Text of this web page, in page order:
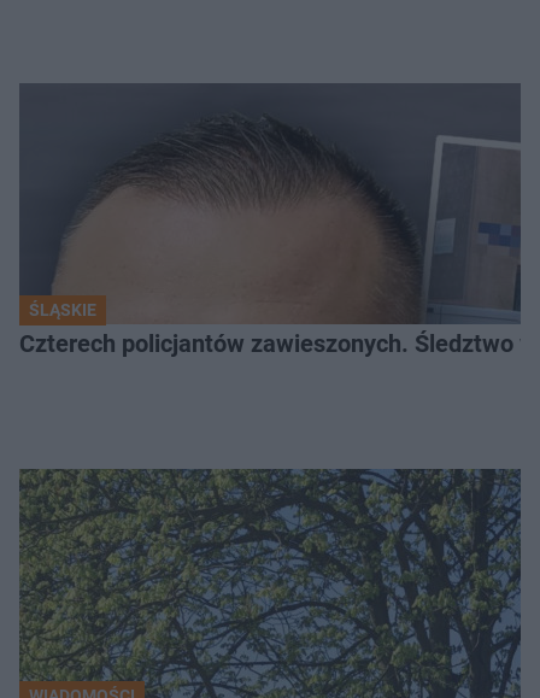
ŚLĄSKIE
Czterech policjantów zawieszonych. Śledztwo